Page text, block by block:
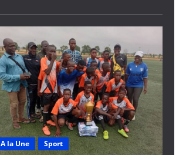
A la Une Sport